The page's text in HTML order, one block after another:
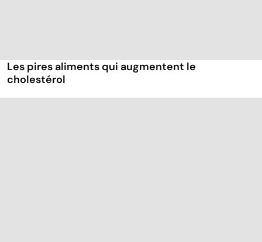
Les pires aliments qui augmentent le
cholestérol